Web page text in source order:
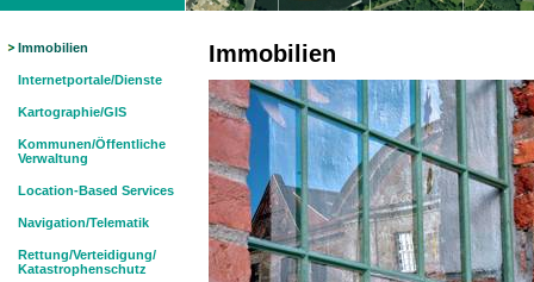
Immobilien
Internetportale/Dienste
Kartographie/GIS
Kommunen/Öffentliche
Verwaltung
Location-Based Services
Navigation/Telematik
Rettung/Verteidigung/
Katastrophenschutz
Immobilien